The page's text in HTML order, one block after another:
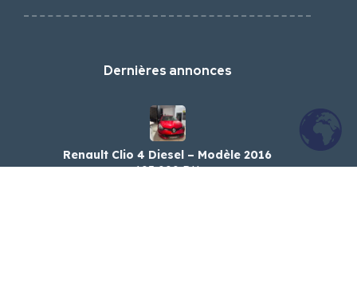
Dernières annonces
Renault Clio 4 Diesel – Modèle 2016
103,000 DH